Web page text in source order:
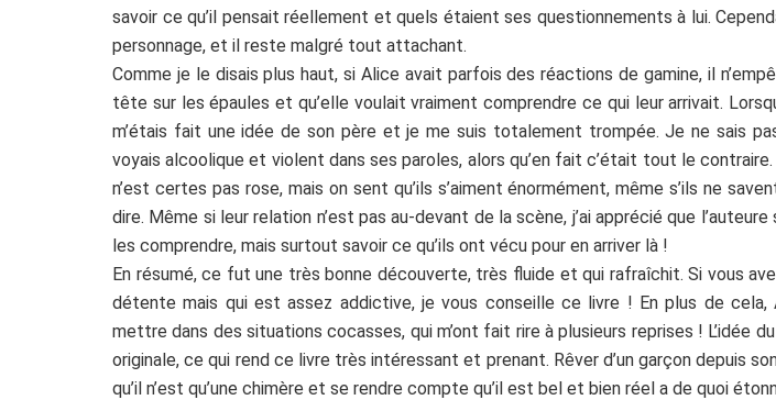
savoir ce qu’il pensait réellement et quels étaient ses questionnements à lui.
personnage, et il reste malgré tout attachant.
Comme je le disais plus haut, si Alice avait parfois des réactions de gamine, il
tête sur les épaules et qu’elle voulait vraiment comprendre ce qui leur arrivait.
m’étais fait une idée de son père et je me suis totalement trompée. Je ne sais
voyais alcoolique et violent dans ses paroles, alors qu’en fait c’était tout le
n’est certes pas rose, mais on sent qu’ils s’aiment énormément, même s’ils ne
dire. Même si leur relation n’est pas au-devant de la scène, j’ai apprécié que l’auteure
les comprendre, mais surtout savoir ce qu’ils ont vécu pour en arriver là !
En résumé, ce fut une très bonne découverte, très fluide et qui rafraîchit. Si vous
détente mais qui est assez addictive, je vous conseille ce livre ! En plus de
mettre dans des situations cocasses, qui m’ont fait rire à plusieurs reprises ! L’idée
originale, ce qui rend ce livre très intéressant et prenant. Rêver d’un garçon depuis
qu’il n’est qu’une chimère et se rendre compte qu’il est bel et bien réel a de quoi